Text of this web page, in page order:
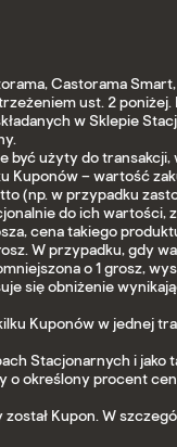
Castorama
ust. 2
w Sklepie
użyty do
Kuponów – wartość
(np. w przypadku
do ich wartości,
cena takiego
W przypadku, gdy
o 1 grosz,
się obniżenie
Kuponów w jednej
Stacjonarnych i jako
określony procent
Kupon. W